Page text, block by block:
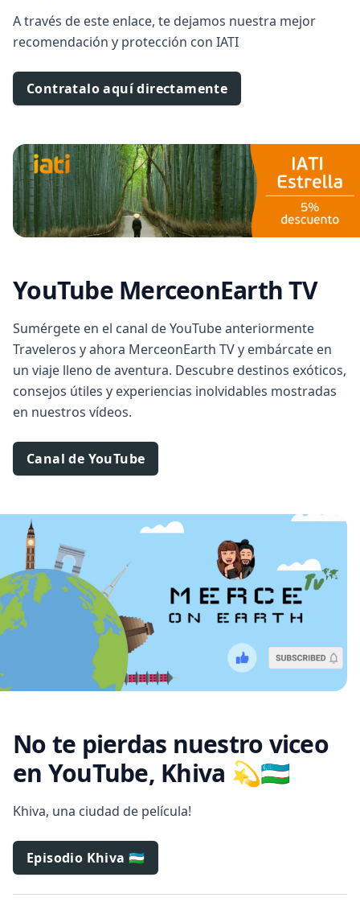
A través de este enlace, te dejamos nuestra mejor
recomendación y protección con IATI
Contratalo aquí directamente
YouTube MerceonEarth TV
Sumérgete en el canal de YouTube anteriormente
Traveleros y ahora MerceonEarth TV y embárcate en
un viaje lleno de aventura. Descubre destinos exóticos,
consejos útiles y experiencias inolvidables mostradas
en nuestros vídeos.
Canal de YouTube
No te pierdas nuestro viceo
en YouTube, Khiva 💫🇺🇿
Khiva, una ciudad de película!
Episodio Khiva 🇺🇿